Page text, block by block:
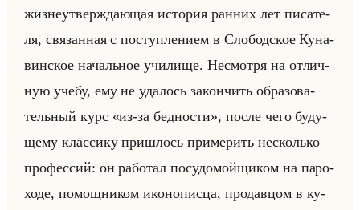
жиз­не­утвер­жда­ющая ис­то­рия ран­них лет пи­са­те­
ля, свя­зан­ная с по­ступ­ле­ни­ем в Сло­бод­ское Ку­на­
вин­ское на­чальное учи­ли­ще. Несмот­ря на от­лич­
ную учебу, ему не уда­лось за­кон­чить об­ра­зо­ва­
тельный курс «из-за бедности», после чего бу­ду­
ще­му клас­си­ку при­шлось при­ме­рить несколько
про­фес­сий: он ра­бо­тал по­су­до­мойщи­ком на па­ро­
хо­де, по­мощ­ни­ком ико­но­пис­ца, про­дав­цом в ку­